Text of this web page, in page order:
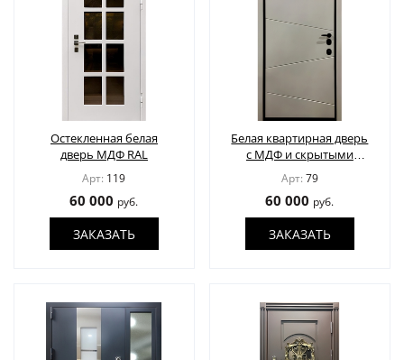
УСЛУГИ
НОВОСТИ
КОНТАКТЫ
ПОЛУЧИТЬ РАСЧЕТ
Доставка по России
info@1990.ru
Остекленная белая
дверь МДФ RAL
Арт: 119
60 000 руб.
ЗАКАЗАТЬ
Белая квартирная дверь
с МДФ и скрытыми
петлями
Арт: 79
60 000 руб.
ЗАКАЗАТЬ